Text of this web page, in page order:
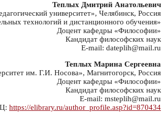
Теплых Дмитрий Анатольевич
университет», Челябинск, Россия
технологий и дистанционного обучения»
Доцент кафедры «Философии»
Кандидат философских наук
E-mail: dateplih@mail.ru
Теплых Марина Сергеевна
им. Г.И. Носова», Магнитогорск, Россия
Доцент кафедры «Философии»
Кандидат философских наук
E-mail: msteplih@mail.ru
https://elibrary.ru/author_profile.asp?id=870434